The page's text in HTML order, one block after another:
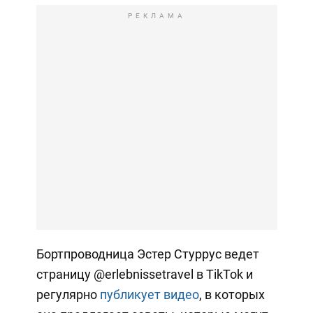
РЕКЛАМА
Бортпроводница Эстер Стуррус ведет
страницу @erlebnissetravel в TikTok и
регулярно публикует видео, в которых